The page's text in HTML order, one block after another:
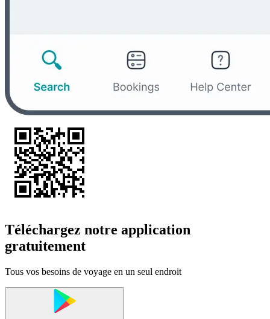
Téléchargez notre application
gratuitement
Tous vos besoins de voyage en un seul endroit